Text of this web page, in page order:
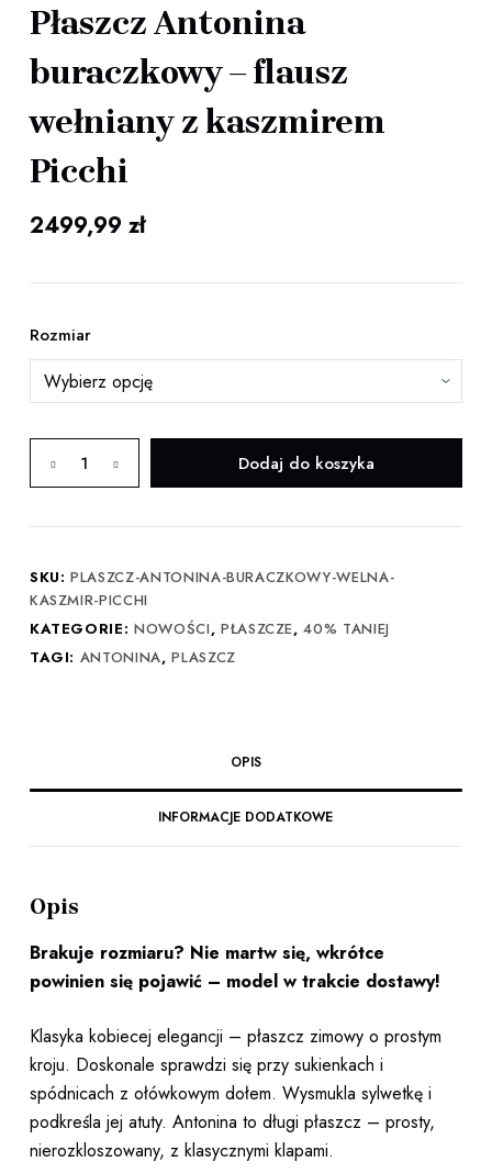
Płaszcz Antonina
buraczkowy – flausz
wełniany z kaszmirem
Picchi
2499,99 zł
Rozmiar
buraczkowy
flausz
wełniany
z
kaszmirem
Dodaj do koszyka
SKU:PLASZCZ-ANTONINA-BURACZKOWY-WELNA-
KASZMIR-PICCHI
KATEGORIE:NOWOŚCI, PŁASZCZE,40% TANIEJ
TAGI: ANTONINA,PLASZCZ
OPIS
INFORMACJE DODATKOWE
Opis
Brakuje rozmiaru? Nie martw się, wkrótce
powinien się pojawić – model w trakcie dostawy!
Klasyka kobiecej elegancji – płaszcz zimowy o prostym
kroju. Doskonale sprawdzi się przy sukienkach i
spódnicach z ołówkowym dołem. Wysmukla sylwetkę i
podkreśla jej atuty. Antonina to długi płaszcz – prosty,
nierozkloszowany, z klasycznymi klapami.